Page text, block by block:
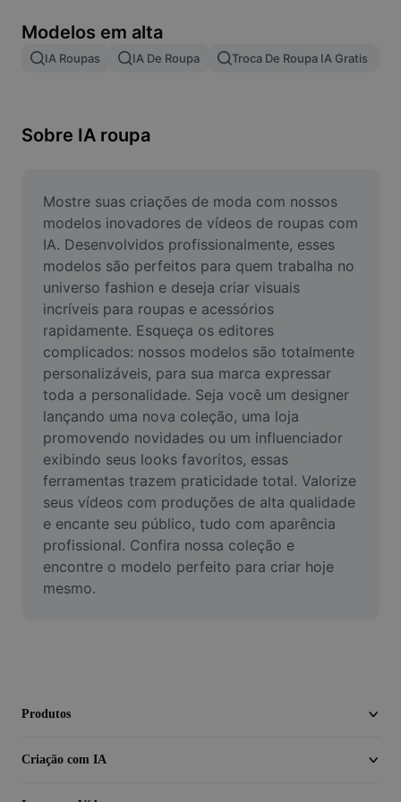
Mesclar imagens
Redimensionar Imagem
Criador de Memes
AI Text Remover
AI People Remover
AI Inpainting
Face Cutout
Vídeo
Remover plano de fundo de vídeo
Aprimorar qualidade
Editor de Video
Cortar Vídeo
Modelos em alta
IA Roupas IA De Roupa Troca De Roupa IA Gratis
Sobre IA roupa
Mostre suas criações de moda com nossos
modelos inovadores de vídeos de roupas com
IA. Desenvolvidos profissionalmente, esses
modelos são perfeitos para quem trabalha no
universo fashion e deseja criar visuais
incríveis para roupas e acessórios
rapidamente. Esqueça os editores
complicados: nossos modelos são totalmente
personalizáveis, para sua marca expressar
toda a personalidade. Seja você um designer
lançando uma nova coleção, uma loja
promovendo novidades ou um influenciador
exibindo seus looks favoritos, essas
ferramentas trazem praticidade total. Valorize
seus vídeos com produções de alta qualidade
e encante seu público, tudo com aparência
profissional. Confira nossa coleção e
encontre o modelo perfeito para criar hoje
mesmo.
Produtos
Criação com IA